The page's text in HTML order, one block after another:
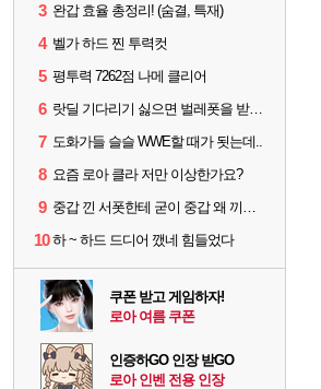
3 완갑 효율 총정리! (숨결, 특재)
4 벨가 하드 찐 투력컷
5 평투력 7262점 나메 클리어
6 랏딜 기다리기 싫으면 벌레폿을 받지마라
7 도화가들 슬슬 WWE할 때가 됫는데..
8 요즘 로아 클라 저만 이상한가요?
9 중갑 낀 서폿한테 굳이 중갑 왜 끼냐고 물어보는 6딜남은 그냥 무시하면 됨
10 하 ~ 하드 드디어 깼네 힘들었다
쿠폰 받고 게임하자!
로아 여름 쿠폰
인증하GO 인장 받GO
로아 인벤 전용 인장